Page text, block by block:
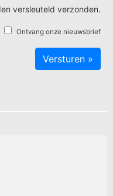
versleuteld verzonden.
Ontvang onze nieuwsbrief